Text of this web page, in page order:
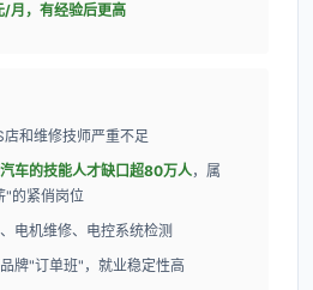
，有经验后更高
和维修技师严重不足
车的技能人才缺口超80万人，属
"的紧俏岗位
电机维修、电控系统检测
牌"订单班"，就业稳定性高